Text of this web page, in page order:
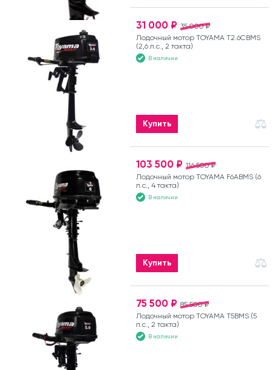
35 000 ₽
31 000 ₽
Лодочный мотор TOYAMA T2.6CBMS
(2,6 л.с., 2 такта)
В наличии
Купить
116 500 ₽
103 500 ₽
Лодочный мотор TOYAMA F6ABMS (6
л.с., 4 такта)
В наличии
Купить
85 500 ₽
75 500 ₽
Лодочный мотор TOYAMA T5BMS (5
л.с., 2 такта)
В наличии